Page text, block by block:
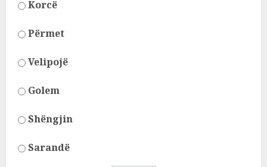
Korcë
Përmet
Velipojë
Golem
Shëngjin
Sarandë